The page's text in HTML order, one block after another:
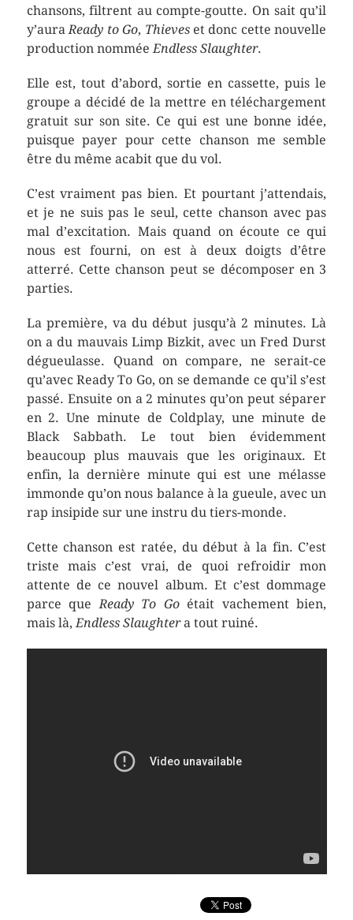
chansons, filtrent au compte-goutte. On sait qu’il
y’auraReady to Go, Thieveset donc cette nouvelle
production nomméeEndless Slaughter.
Elle est, tout d’abord, sortie en cassette, puis le
groupe a décidé de la mettre en téléchargement
gratuit sur son site. Ce qui est une bonne idée,
puisque payer pour cette chanson me semble
être du même acabit que du vol.
C’est vraiment pas bien. Et pourtant j’attendais,
et je ne suis pas le seul, cette chanson avec pas
mal d’excitation. Mais quand on écoute ce qui
nous est fourni, on est à deux doigts d’être
atterré. Cette chanson peut se décomposer en 3
parties.
La première, va du début jusqu’à 2 minutes. Là
on a du mauvais Limp Bizkit, avec un Fred Durst
dégueulasse. Quand on compare, ne serait-ce
qu’avec Ready To Go, on se demande ce qu’il s’est
passé. Ensuite on a 2 minutes qu’on peut séparer
en 2. Une minute de Coldplay, une minute de
Black Sabbath. Le tout bien évidemment
beaucoup plus mauvais que les originaux. Et
enfin, la dernière minute qui est une mélasse
immonde qu’on nous balance à la gueule, avec un
rap insipide sur une instru du tiers-monde.
Cette chanson est ratée, du début à la fin. C’est
triste mais c’est vrai, de quoi refroidir mon
attente de ce nouvel album. Et c’est dommage
parce queReady To Goétait vachement bien,
mais là,Endless Slaughtera tout ruiné.